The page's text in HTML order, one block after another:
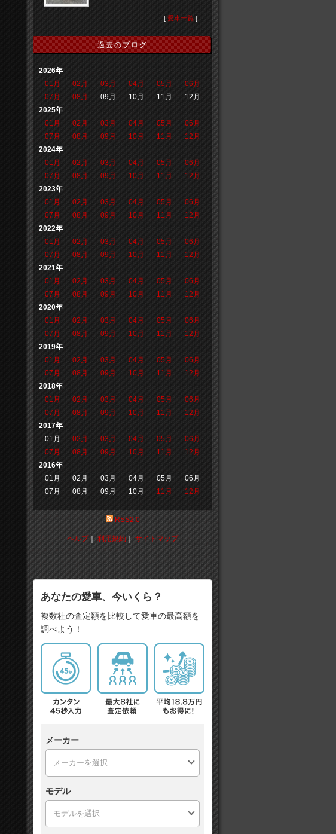
[ 愛車一覧 ]
過去のブログ
2026年
01月
02月 03月 04月 05月
06月
07月
08月 09月 10月 11月
12月
2025年
01月
02月 03月 04月 05月
06月
07月
08月 09月 10月 11月
12月
2024年
01月
02月 03月 04月 05月
06月
07月
08月 09月 10月 11月
12月
2023年
01月
02月 03月 04月 05月
06月
07月
08月 09月 10月 11月
12月
2022年
01月
02月 03月 04月 05月
06月
07月
08月 09月 10月 11月
12月
2021年
01月
02月 03月 04月 05月
06月
07月
08月 09月 10月 11月
12月
2020年
01月
02月 03月 04月 05月
06月
07月
08月 09月 10月 11月
12月
2019年
01月
02月 03月 04月 05月
06月
07月
08月 09月 10月 11月
12月
2018年
01月
02月 03月 04月 05月
06月
07月
08月 09月 10月 11月
12月
2017年
01月
02月 03月 04月 05月
06月
07月
08月 09月 10月 11月
12月
2016年
01月
02月 03月 04月 05月
06月
07月
08月 09月 10月 11月 12月
RSS2.0
ヘルプ｜利用規約｜サイトマップ
あなたの愛車、今いくら？
複数社の査定額を比較して愛車の最高額を
調べよう！
メーカー
モデル